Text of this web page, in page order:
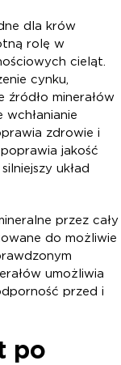
dla krów
rolę w
cieląt.
cynku,
źródło minerałów
zdrowie i
jakość
układ
przez cały
do możliwie
umożliwia
przed i
po